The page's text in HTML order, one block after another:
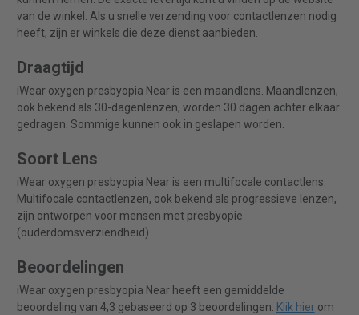
van de winkel. Als u snelle verzending voor contactlenzen nodig
heeft, zijn er winkels die deze dienst aanbieden.
Draagtijd
iWear oxygen presbyopia Near is een maandlens. Maandlenzen,
ook bekend als 30-dagenlenzen, worden 30 dagen achter elkaar
gedragen. Sommige kunnen ook in geslapen worden.
Soort Lens
iWear oxygen presbyopia Near is een multifocale contactlens.
Multifocale contactlenzen, ook bekend als progressieve lenzen,
zijn ontworpen voor mensen met presbyopie
(ouderdomsverziendheid).
Beoordelingen
iWear oxygen presbyopia Near heeft een gemiddelde
beoordeling van 4,3 gebaseerd op 3 beoordelingen. Klik hierom